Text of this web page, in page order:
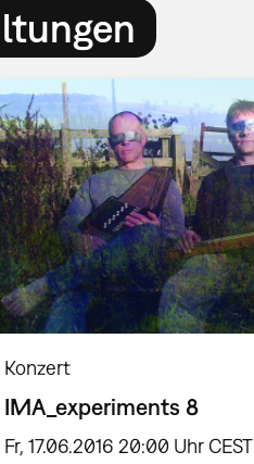
Konzert
IMA_experiments 8
Fr, 17.06.2016 20:00 Uhr CEST